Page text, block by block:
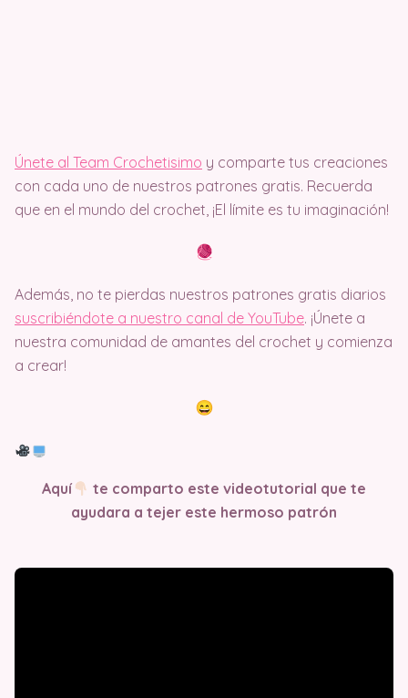
Únete al Team Crochetisimo y comparte tus creaciones
con cada uno de nuestros patrones gratis. Recuerda
que en el mundo del crochet, ¡El límite es tu imaginación!
Además, no te pierdas nuestros patrones gratis diarios
suscribiéndote a nuestro canal de YouTube. ¡Únete a
nuestra comunidad de amantes del crochet y comienza
a crear!
Aquí
te comparto este videotutorial que te
ayudara a tejer este hermoso patrón